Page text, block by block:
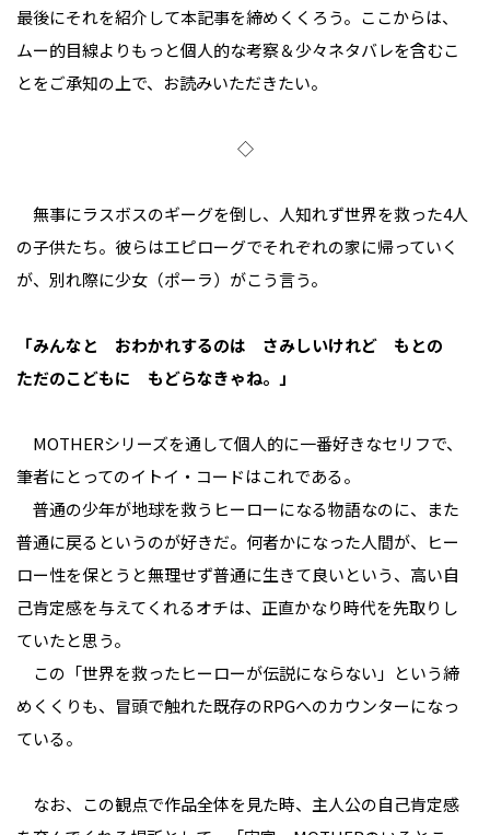
最後にそれを紹介して本記事を締めくくろう。ここからは、
ムー的目線よりもっと個人的な考察＆少々ネタバレを含むこ
とをご承知の上で、お読みいただきたい。
◇
無事にラスボスのギーグを倒し、人知れず世界を救った4人
の子供たち。彼らはエピローグでそれぞれの家に帰っていく
が、別れ際に少女（ポーラ）がこう言う。
「みんなと おわかれするのは さみしいけれど もとの
ただのこどもに もどらなきゃね。」
MOTHERシリーズを通して個人的に一番好きなセリフで、
筆者にとってのイトイ・コードはこれである。
普通の少年が地球を救うヒーローになる物語なのに、また
普通に戻るというのが好きだ。何者かになった人間が、ヒー
ロー性を保とうと無理せず普通に生きて良いという、高い自
己肯定感を与えてくれるオチは、正直かなり時代を先取りし
ていたと思う。
この「世界を救ったヒーローが伝説にならない」という締
めくくりも、冒頭で触れた既存のRPGへのカウンターになっ
ている。
なお、この観点で作品全体を見た時、主人公の自己肯定感